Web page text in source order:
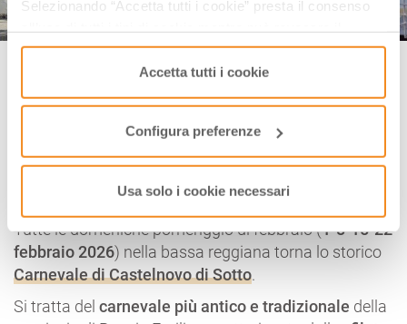
Selezionando “Accetta tutti i cookie” presta il consenso
consenso cliccando su “Usa solo i cookie necessari” e
saranno attivati i soli cookie tecnici necessari al corretto
funzionamento del sito.
Accetta tutti i cookie
Configura preferenze
Usa solo i cookie necessari
CARNEVALE DEL CASTLEIN A
CASTELNOVO DI SOTTO (RE)
Tutte le domeniche pomeriggio di febbraio (1-8-15-22
febbraio 2026) nella bassa reggiana torna lo storico
Carnevale di Castelnovo di Sotto.
Si tratta del carnevale più antico e tradizionale della